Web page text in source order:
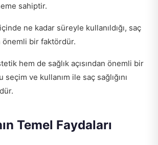
sahiptir.
ne kadar süreyle kullanıldığı, saç
önemli bir faktördür.
hem de sağlık açısından önemli bir
seçim ve kullanım ile saç sağlığını
Temel Faydaları